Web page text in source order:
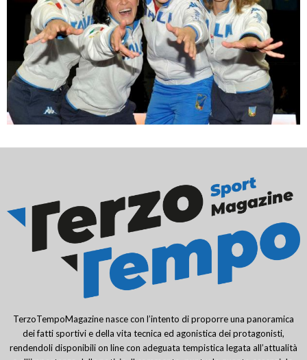
TerzoTempoMagazine nasce con l’intento di proporre una panoramica
dei fatti sportivi e della vita tecnica ed agonistica dei protagonisti,
rendendoli disponibili on line con adeguata tempistica legata all’attualità